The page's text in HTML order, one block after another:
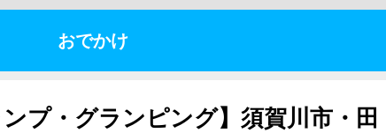
おでかけ
ンプ・グランピング】須賀川市・田